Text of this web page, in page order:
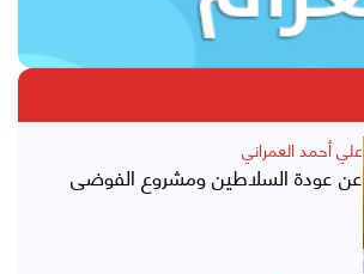
علي أحمد العمراني
عن عودة السلاطين ومشروع الفوضى